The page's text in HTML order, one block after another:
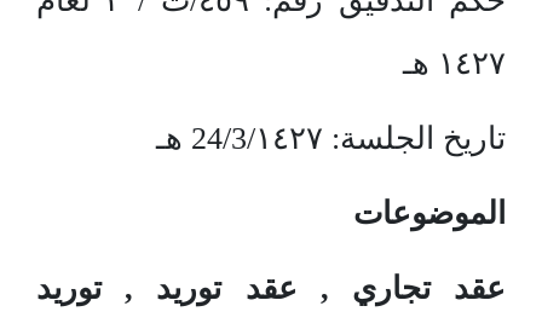
١٤٢٧ هـ
تاريخ الجلسة: 24/3/١٤٢٧ هـ
الموضوعات
عقد تجاري , عقد توريد , توريد